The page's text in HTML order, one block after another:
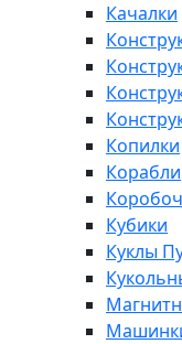
Качалки
Копилки
Корабли
Кубики
Куклы